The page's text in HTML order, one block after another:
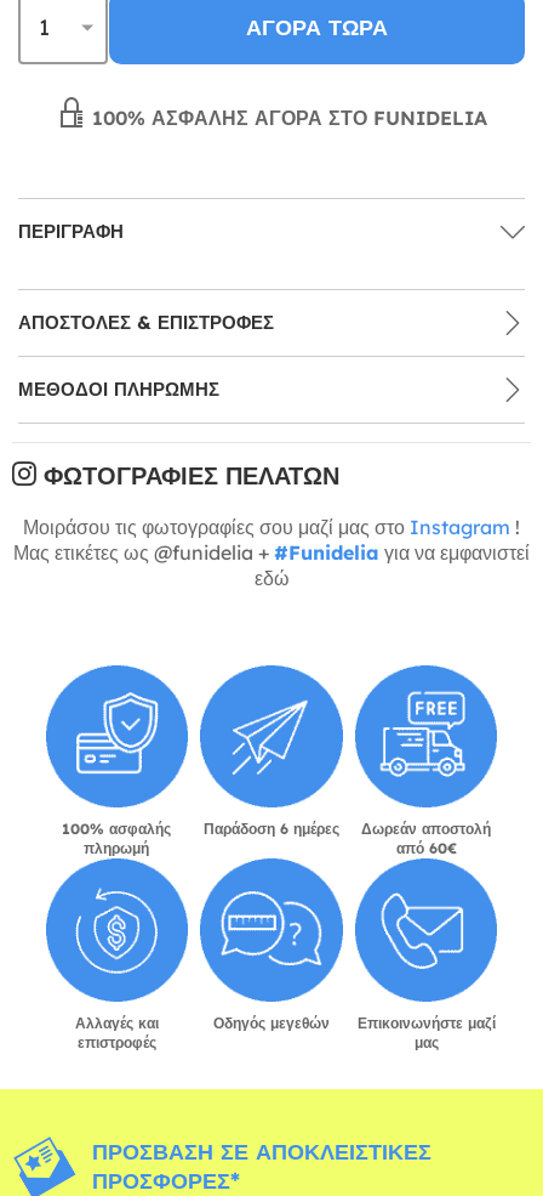
ΑΓΟΡΆ ΤΏΡΑ
100% ΑΣΦΑΛΉΣ ΑΓΟΡΆ ΣΤΟ FUNIDELIA
ΠΕΡΙΓΡΑΦΉ
ΑΠΟΣΤΟΛΈΣ & ΕΠΙΣΤΡΟΦΈΣ
ΜΕΘΌΔΟΙ ΠΛΗΡΩΜΉΣ
ΦΩΤΟΓΡΑΦΊΕΣ ΠΕΛΑΤΏΝ
Μοιράσου τις φωτογραφίες σου μαζί μας στο Instagram !
Μας ετικέτες ως @funidelia + #Funidelia για να εμφανιστεί
εδώ
100% ασφαλής
πληρωμή
Παράδοση 6 ημέρες
Δωρεάν αποστολή
από 60€
Αλλαγές και
επιστροφές
Οδηγός μεγεθών
Επικοινωνήστε μαζί
μας
ΠΡΌΣΒΑΣΗ ΣΕ ΑΠΟΚΛΕΙΣΤΙΚΈΣ
ΠΡΟΣΦΟΡΈΣ*